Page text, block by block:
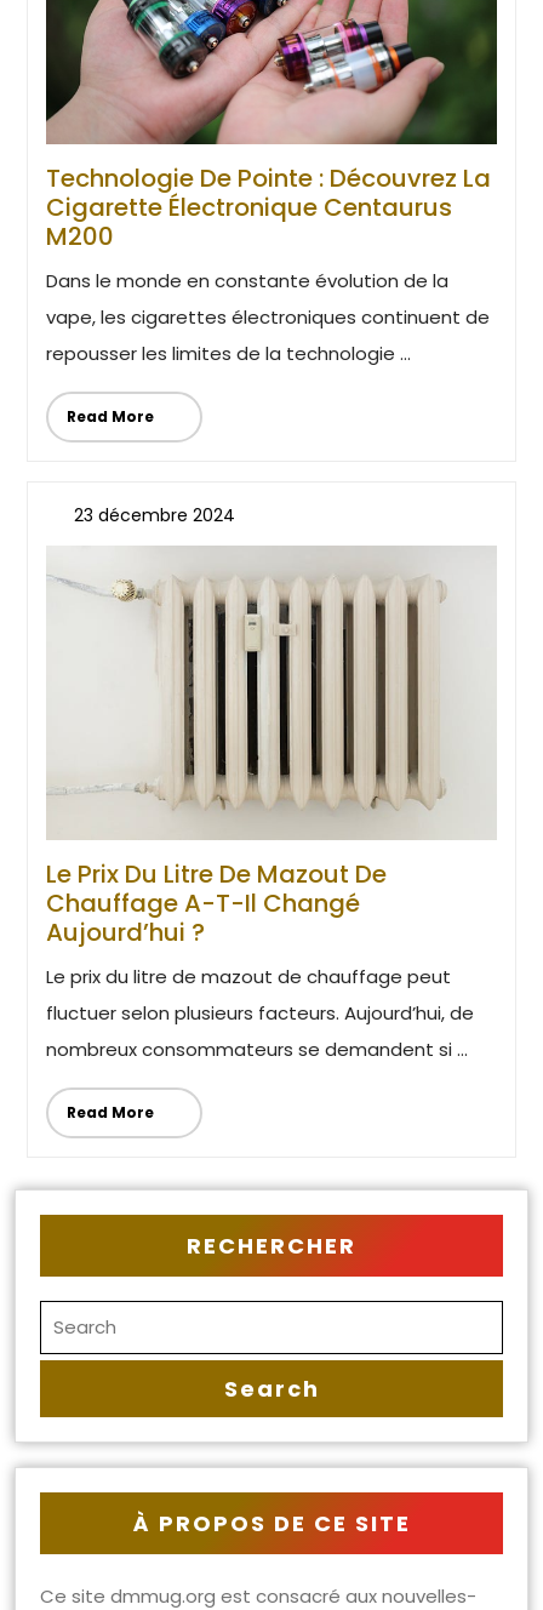
Technologie De Pointe : Découvrez La
Cigarette Électronique Centaurus
M200
Dans le monde en constante évolution de la
vape, les cigarettes électroniques continuent de
repousser les limites de la technologie ...
Read More
23 décembre 2024
Le Prix Du Litre De Mazout De
Chauffage A-T-Il Changé
Aujourd’hui ?
Le prix du litre de mazout de chauffage peut
fluctuer selon plusieurs facteurs. Aujourd’hui, de
nombreux consommateurs se demandent si ...
Read More
RECHERCHER
À PROPOS DE CE SITE
Ce site dmmug.org est consacré aux nouvelles-